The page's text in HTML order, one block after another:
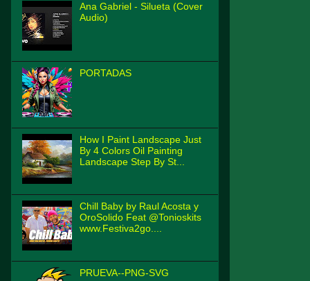
Ana Gabriel - Silueta (Cover
Audio)
PORTADAS
How I Paint Landscape Just
By 4 Colors Oil Painting
Landscape Step By St...
Chill Baby by Raul Acosta y
OroSolido Feat @Tonioskits
www.Festiva2go....
PRUEVA--PNG-SVG